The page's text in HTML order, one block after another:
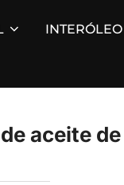
INTERÓLEO
aceite